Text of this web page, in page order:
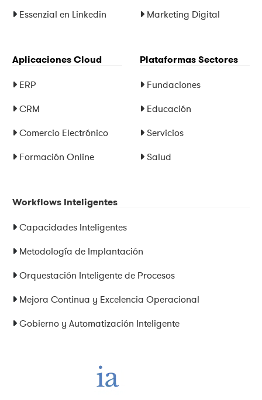
Essenzial en Linkedin Marketing Digital
Aplicaciones Cloud
ERP
CRM
Comercio Electrónico
Formación Online
Plataformas Sectores
Fundaciones
Educación
Servicios
Salud
Workflows Inteligentes
Capacidades Inteligentes
Metodología de Implantación
Orquestación Inteligente de Procesos
Mejora Continua y Excelencia Operacional
Gobierno y Automatización Inteligente